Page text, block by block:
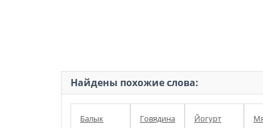
Найдены похожие слова:
Балык Говядина Йогурт